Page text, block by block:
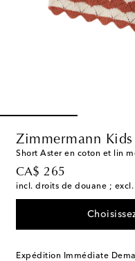
Zimmermann Kids
Short Aster en coton et lin
CA$ 265
original price
incl. droits de douane ;
Expédition Immédiate